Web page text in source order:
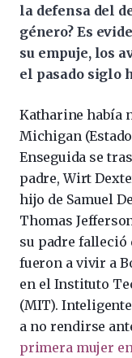
la defensa del
género? Es
su empuje, los
el pasado siglo
Katharine había
Michigan
Enseguida se
padre, Wirt
hijo de Samuel
Thomas
su padre falleció
fueron a vivir a
en el Instituto
(MIT).
a no rendirse
primera mujer